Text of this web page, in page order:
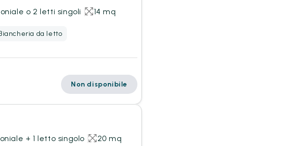
o 2 letti singoli 14 mq
da letto
Non disponibile
+ 1 letto singolo 20 mq